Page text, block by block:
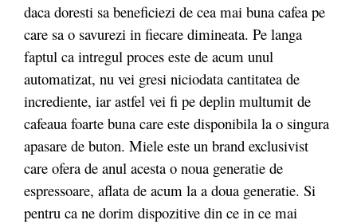
daca doresti sa beneficiezi de cea mai buna cafea pe
care sa o savurezi in fiecare dimineata. Pe langa
faptul ca intregul proces este de acum unul
automatizat, nu vei gresi niciodata cantitatea de
incrediente, iar astfel vei fi pe deplin multumit de
cafeaua foarte buna care este disponibila la o singura
apasare de buton. Miele este un brand exclusivist
care ofera de anul acesta o noua generatie de
espressoare, aflata de acum la a doua generatie. Si
pentru ca ne dorim dispozitive din ce in ce mai